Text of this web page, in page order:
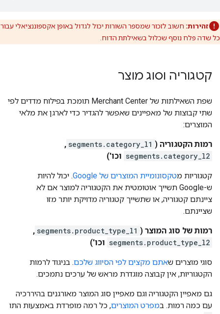
זהירות: חשוב לזכור שמספר השורות יכול לגדול באופן אקספוננציאלי עבור
כל שדה פלח נוסף שכלול בשאילתת הדוח.
קטגוריה וסוג מוצר
שפת השאילתות של Merchant Center תומכת בפילוח מדדים לפי
שתי קבוצות של מאפיינים שאפשר להגדיר כדי לארגן את מלאי
המוצרים:
רמות הקטגוריה ( segments.category_l1
,
segments.category_l2 וכו')
קטגוריות מטקסונומיית המוצרים של Google
. יכול להיות
ש-Google תשייך אוטומטית את הקטגוריה למוצר אם לא
ציינתם קטגוריה, או שתשייך קטגוריה מדויקת יותר מזו
שציינתם.
רמות של סוג המוצר ( segments.product_type_l1
,
segments.product_type_l2 וכו')
סוגי מוצרים שאתם מקצים לפי הסיווג שלכם. בניגוד לרמות
הקטגוריות, אין קבוצה מוגדרת מראש של ערכים נתמכים.
גם מאפיין הקטגוריה וגם מאפיין סוג המוצר מאורגנים בהיררכיה
עם כמה רמות. במפרט המוצרים, כל רמה מופרדת באמצעות התו